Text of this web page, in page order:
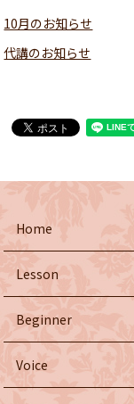
10月のお知らせ
代講のお知らせ
Home
Lesson
Beginner
Voice